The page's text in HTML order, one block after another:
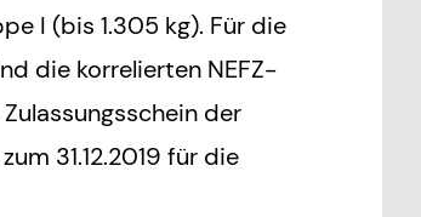
I (bis 1.305 kg). Für die
die korrelierten NEFZ-
der
31.12.2019 für die